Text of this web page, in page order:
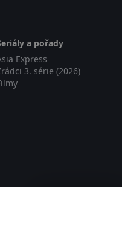
a pořady
Express
3. série (2026)